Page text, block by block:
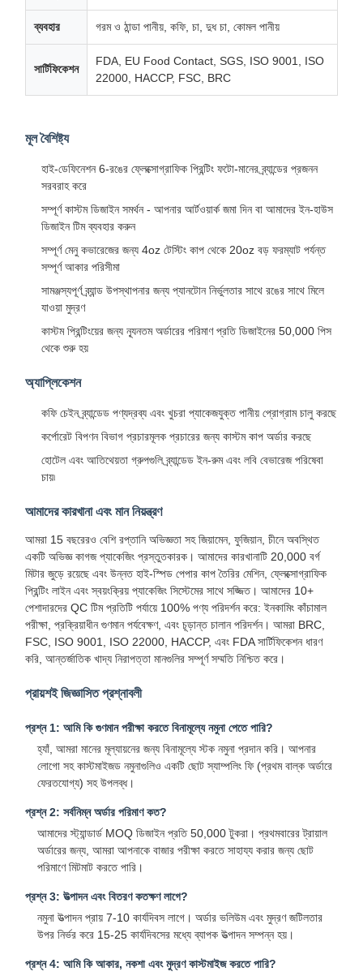
বাড়ি পণ্য আমাদের সম্বন্ধে কারখানা ভ্রমণ
ব্যবহার গরম ও ঠান্ডা পানীয়, কফি, চা, দুধ চা, কোমল পানীয়
সার্টিফিকেশন
FDA, EU Food Contact, SGS, ISO 9001, ISO
22000, HACCP, FSC, BRC
মূল বৈশিষ্ট্য
হাই-ডেফিনেশন 6-রঙের ফ্লেক্সোগ্রাফিক প্রিন্টিং ফটো-মানের ব্র্যান্ডের প্রজনন
সরবরাহ করে
সম্পূর্ণ কাস্টম ডিজাইন সমর্থন - আপনার আর্টওয়ার্ক জমা দিন বা আমাদের ইন-হাউস
ডিজাইন টিম ব্যবহার করুন
সম্পূর্ণ মেনু কভারেজের জন্য 4oz টেস্টিং কাপ থেকে 20oz বড় ফরম্যাট পর্যন্ত
সম্পূর্ণ আকার পরিসীমা
সামঞ্জস্যপূর্ণ ব্র্যান্ড উপস্থাপনার জন্য প্যানটোন নির্ভুলতার সাথে রঙের সাথে মিলে
যাওয়া মুদ্রণ
কাস্টম প্রিন্টিংয়ের জন্য ন্যূনতম অর্ডারের পরিমাণ প্রতি ডিজাইনের 50,000 পিস
থেকে শুরু হয়
অ্যাপ্লিকেশন
কফি চেইন ব্র্যান্ডেড পণ্যদ্রব্য এবং খুচরা প্যাকেজযুক্ত পানীয় প্রোগ্রাম চালু করছে
কর্পোরেট বিপণন বিভাগ প্রচারমূলক প্রচারের জন্য কাস্টম কাপ অর্ডার করছে
হোটেল এবং আতিথেয়তা গ্রুপগুলি ব্র্যান্ডেড ইন-রুম এবং লবি বেভারেজ পরিষেবা
চায়৷
আমাদের কারখানা এবং মান নিয়ন্ত্রণ
আমরা 15 বছরেরও বেশি রপ্তানি অভিজ্ঞতা সহ জিয়ামেন, ফুজিয়ান, চীনে অবস্থিত
একটি অভিজ্ঞ কাগজ প্যাকেজিং প্রস্তুতকারক। আমাদের কারখানাটি 20,000 বর্গ
মিটার জুড়ে রয়েছে এবং উন্নত হাই-স্পিড পেপার কাপ তৈরির মেশিন, ফ্লেক্সোগ্রাফিক
প্রিন্টিং লাইন এবং স্বয়ংক্রিয় প্যাকেজিং সিস্টেমের সাথে সজ্জিত। আমাদের 10+
পেশাদারদের QC টিম প্রতিটি পর্যায়ে 100% পণ্য পরিদর্শন করে: ইনকামিং কাঁচামাল
পরীক্ষা, প্রক্রিয়াধীন গুণমান পর্যবেক্ষণ, এবং চূড়ান্ত চালান পরিদর্শন। আমরা BRC,
FSC, ISO 9001, ISO 22000, HACCP, এবং FDA সার্টিফিকেশন ধারণ
করি, আন্তর্জাতিক খাদ্য নিরাপত্তা মানগুলির সম্পূর্ণ সম্মতি নিশ্চিত করে।
প্রায়শই জিজ্ঞাসিত প্রশ্নাবলী
প্রশ্ন 1: আমি কি গুণমান পরীক্ষা করতে বিনামূল্যে নমুনা পেতে পারি?
হ্যাঁ, আমরা মানের মূল্যায়নের জন্য বিনামূল্যে স্টক নমুনা প্রদান করি। আপনার
লোগো সহ কাস্টমাইজড নমুনাগুলিও একটি ছোট স্যাম্পলিং ফি (প্রথম বাল্ক অর্ডারে
ফেরতযোগ্য) সহ উপলব্ধ।
প্রশ্ন 2: সর্বনিম্ন অর্ডার পরিমাণ কত?
আমাদের স্ট্যান্ডার্ড MOQ ডিজাইন প্রতি 50,000 টুকরা। প্রথমবারের ট্রায়াল
অর্ডারের জন্য, আমরা আপনাকে বাজার পরীক্ষা করতে সাহায্য করার জন্য ছোট
পরিমাণে মিটমাট করতে পারি।
প্রশ্ন 3: উত্পাদন এবং বিতরণ কতক্ষণ লাগে?
নমুনা উত্পাদন প্রায় 7-10 কার্যদিবস লাগে। অর্ডার ভলিউম এবং মুদ্রণ জটিলতার
উপর নির্ভর করে 15-25 কার্যদিবসের মধ্যে ব্যাপক উত্পাদন সম্পন্ন হয়।
প্রশ্ন 4: আমি কি আকার, নকশা এবং মুদ্রণ কাস্টমাইজ করতে পারি?